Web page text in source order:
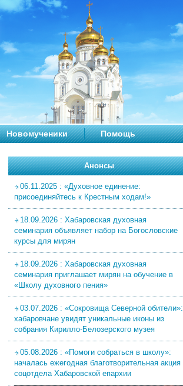
Новомученики Помощь
Анонсы
06.11.2025 : «Духовное единение:
присоединяйтесь к Крестным ходам!»
18.09.2026 : Хабаровская духовная
семинария объявляет набор на Богословские
курсы для мирян
18.09.2026 : Хабаровская духовная
семинария приглашает мирян на обучение в
«Школу духовного пения»
03.07.2026 : «Сокровища Северной обители»:
хабаровчане увидят уникальные иконы из
собрания Кирилло-Белозерского музея
05.08.2026 : «Помоги собраться в школу»:
началась ежегодная благотворительная акция
соцотдела Хабаровской епархии